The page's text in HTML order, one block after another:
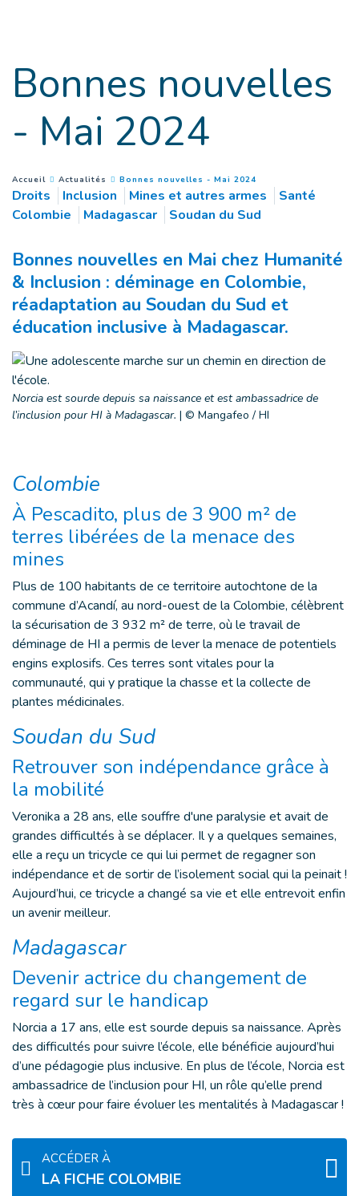
Bonnes nouvelles
- Mai 2024
You are here :
Accueil Actualités Bonnes nouvelles - Mai 2024
Droits Inclusion Mines et autres armes
Santé
Colombie
Madagascar Soudan du Sud
Bonnes nouvelles en Mai chez Humanité
& Inclusion : déminage en Colombie,
réadaptation au Soudan du Sud et
éducation inclusive à Madagascar.
Norcia est sourde depuis sa naissance et est ambassadrice de
l’inclusion pour HI à Madagascar. | © Mangafeo / HI
Colombie
À Pescadito, plus de 3 900 m² de
terres libérées de la menace des
mines
Plus de 100 habitants de ce territoire autochtone de la
commune d’Acandí, au nord-ouest de la Colombie, célèbrent
la sécurisation de 3 932 m² de terre, où le travail de
déminage de HI a permis de lever la menace de potentiels
engins explosifs. Ces terres sont vitales pour la
communauté, qui y pratique la chasse et la collecte de
plantes médicinales.
Soudan du Sud
Retrouver son indépendance grâce à
la mobilité
Veronika a 28 ans, elle souffre d'une paralysie et avait de
grandes difficultés à se déplacer. Il y a quelques semaines,
elle a reçu un tricycle ce qui lui permet de regagner son
indépendance et de sortir de l’isolement social qui la peinait !
Aujourd’hui, ce tricycle a changé sa vie et elle entrevoit enfin
un avenir meilleur.
Madagascar
Devenir actrice du changement de
regard sur le handicap
Norcia a 17 ans, elle est sourde depuis sa naissance. Après
des difficultés pour suivre l’école, elle bénéficie aujourd’hui
d’une pédagogie plus inclusive. En plus de l’école, Norcia est
ambassadrice de l’inclusion pour HI, un rôle qu’elle prend
très à cœur pour faire évoluer les mentalités à Madagascar !
ACCÉDER À
LA FICHE COLOMBIE